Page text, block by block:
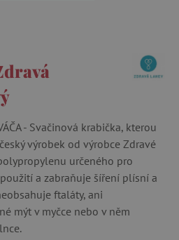
- Svačinová krabička, kterou
výrobek od výrobce Zdravé
určeného pro
a zabraňuje šíření plísní a
ftaláty, ani
mýt v myčce nebo v něm